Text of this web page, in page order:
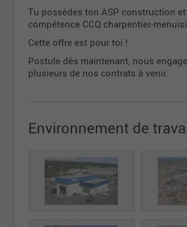
Tu possèdes ton ASP construction
compétence CCQ charpentier-
Cette offre est pour toi !
Postule dès maintenant, nous
plusieurs de nos contrats à venir.
Environnement de